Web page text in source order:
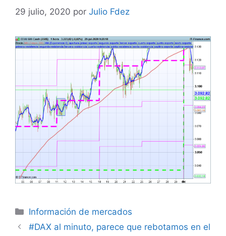
29 julio, 2020 por Julio Fdez
Categorías
Información de mercados
#DAX al minuto, parece que rebotamos en el